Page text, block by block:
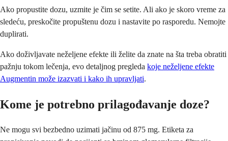
Ako propustite dozu, uzmite je čim se setite. Ali ako je skoro vreme za
sledeću, preskočite propuštenu dozu i nastavite po rasporedu. Nemojte
duplirati.
Ako doživljavate neželjene efekte ili želite da znate na šta treba obratiti
pažnju tokom lečenja, evo detaljnog pregleda koje neželjene efekte
Augmentin može izazvati i kako ih upravljati.
Kome je potrebno prilagođavanje doze?
Ne mogu svi bezbedno uzimati jačinu od 875 mg. Etiketa za